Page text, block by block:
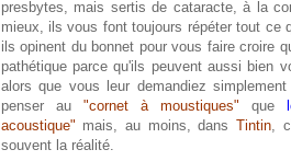
presbytes, mais sertis de cataracte, à la
mieux, ils vous font toujours répéter tout ce
ils opinent du bonnet pour vous faire croire
pathétique parce qu'ils peuvent aussi bien
alors que vous leur demandiez
penser au "cornet à moustiques" que
acoustique" mais, au moins, dansTintin,
souvent la réalité.